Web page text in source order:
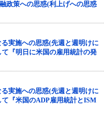
政策への思惑(利上げへの思惑
実施への思惑(先週と週明けに
『明日に米国の雇用統計の発
実施への思惑(先週と週明けに
『米国のADP雇用統計とISM